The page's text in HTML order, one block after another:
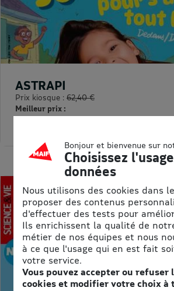
ASTRAPI
Prix kiosque : 62,40 €
Meilleur prix :
Bonjour et bienvenue sur
Choisissez
données
Nous utilisons des cookies dans
proposer des contenus
d'effectuer des tests pour
Ils enrichissent la qualité de
métier de nos équipes et nous
à ce que l'usage qui en est fait
votre service.
Vous pouvez accepter ou refuser
cookies et modifier votre choix à